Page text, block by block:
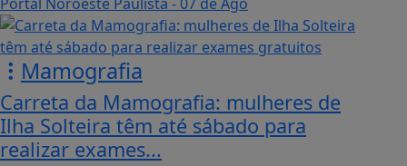
Mamografia
Carreta da Mamografia: mulheres de
Ilha Solteira têm até sábado para
realizar exames...